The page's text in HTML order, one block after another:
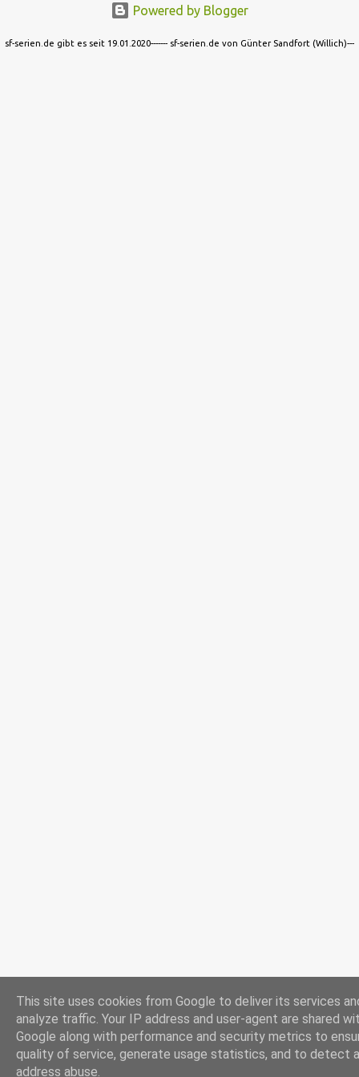
Powered by Blogger
sf-serien.de gibt es seit 19.01.2020------- sf-serien.de von Günter Sandfort (Willich)---
This site uses cookies from Google to deliver its services
analyze traffic. Your IP address and user-agent are shared
Google along with performance and security metrics to
quality of service, generate usage statistics, and to detect
address abuse.